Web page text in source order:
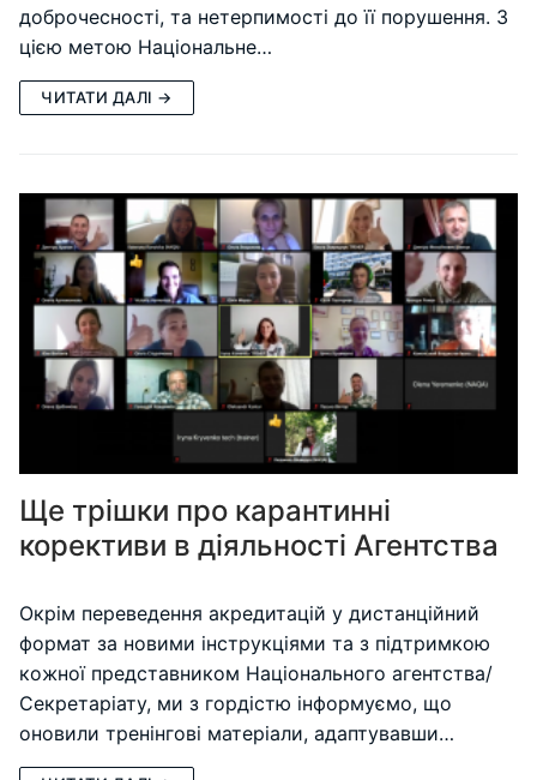
доброчесності, та нетерпимості до її порушення. З
цією метою Національне…
ЧИТАТИ ДАЛІ →
Ще трішки про карантинні
корективи в діяльності Агентства
Окрім переведення акредитацій у дистанційний
формат за новими інструкціями та з підтримкою
кожної представником Національного агентства/
Секретаріату, ми з гордістю інформуємо, що
оновили тренінгові матеріали, адаптувавши…